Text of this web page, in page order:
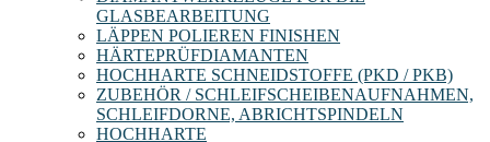
GLASBEARBEITUNG
LÄPPEN POLIEREN FINISHEN
HÄRTEPRÜFDIAMANTEN
HOCHHARTE SCHNEIDSTOFFE (PKD / PKB)
ZUBEHÖR / SCHLEIFSCHEIBENAUFNAHMEN,
SCHLEIFDORNE, ABRICHTSPINDELN
HOCHHARTE